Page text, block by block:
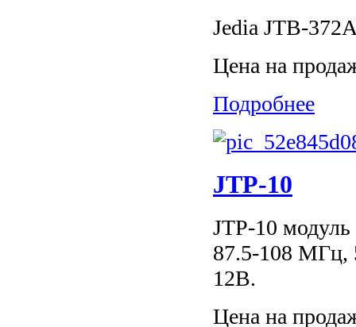
Jedia JTB-
Цена на
Подробнее
JTP-10
JTP-10
87.5-108 МГц,
12В.
Цена на